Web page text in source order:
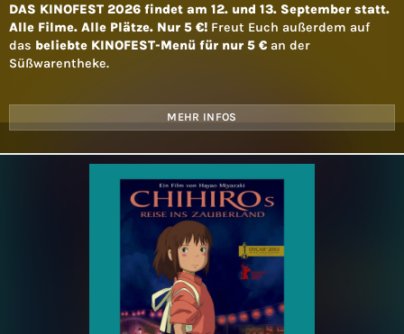
DAS KINOFEST 2026 findet am 12. und 13. September statt.
Alle Filme. Alle Plätze. Nur 5 €! Freut Euch außerdem auf
das beliebte KINOFEST-Menü für nur 5 € an der
Süßwarentheke.
MEHR INFOS